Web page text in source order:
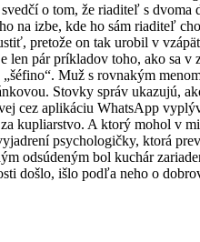
o tom, že riaditeľ s
na izbe, kde ho sám riaditeľ
pretože on tak urobil v
pár príkladov toho, ako sa
Muž s rovnakým
Stovky správ ukazujú,
cez aplikáciu WhatsApp
kupliarstvo. A ktorý mohol v
psychologičky, ktorá
odsúdeným bol kuchár
došlo, išlo podľa neho o